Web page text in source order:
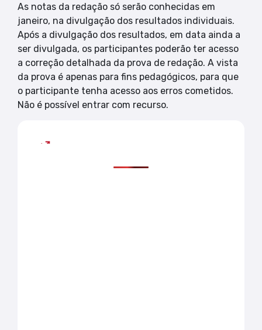
As notas da redação só serão conhecidas em
janeiro, na divulgação dos resultados individuais.
Após a divulgação dos resultados, em data ainda a
ser divulgada, os participantes poderão ter acesso
a correção detalhada da prova de redação. A vista
da prova é apenas para fins pedagógicos, para que
o participante tenha acesso aos erros cometidos.
Não é possível entrar com recurso.